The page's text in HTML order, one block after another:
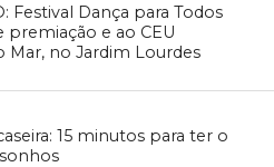
Festival Dança para Todos
premiação e ao CEU
Mar, no Jardim Lourdes
15 minutos para ter o